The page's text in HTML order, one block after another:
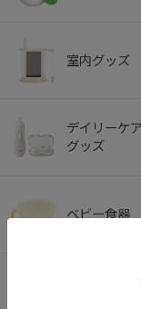
室内グッズ
デイリーケア
グッズ
ベビー食器
おはし・ス